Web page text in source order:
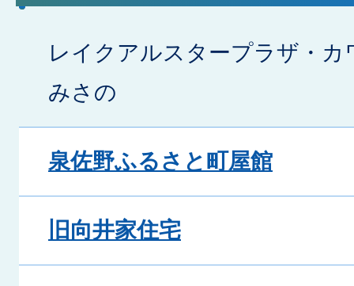
レイクアルスタープラザ・カ
みさの
泉佐野ふるさと町屋館
旧向井家住宅